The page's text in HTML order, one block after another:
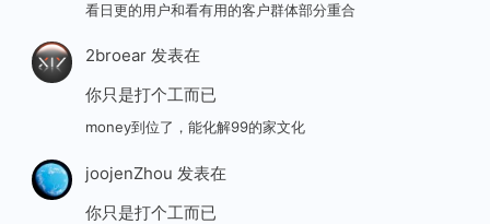
看日更的用户和看有用的客户群体部分重合
2broear发表在
你只是打个工而已
money到位了，能化解99的家文化
joojenZhou 发表在
你只是打个工而已